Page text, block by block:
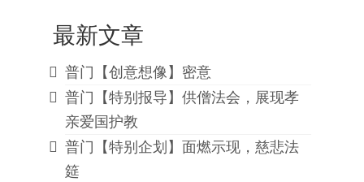
最新文章
普门【创意想像】密意
普门【特别报导】供僧法会，展现孝
亲爱国护教
普门【特别企划】面燃示现，慈悲法
筵